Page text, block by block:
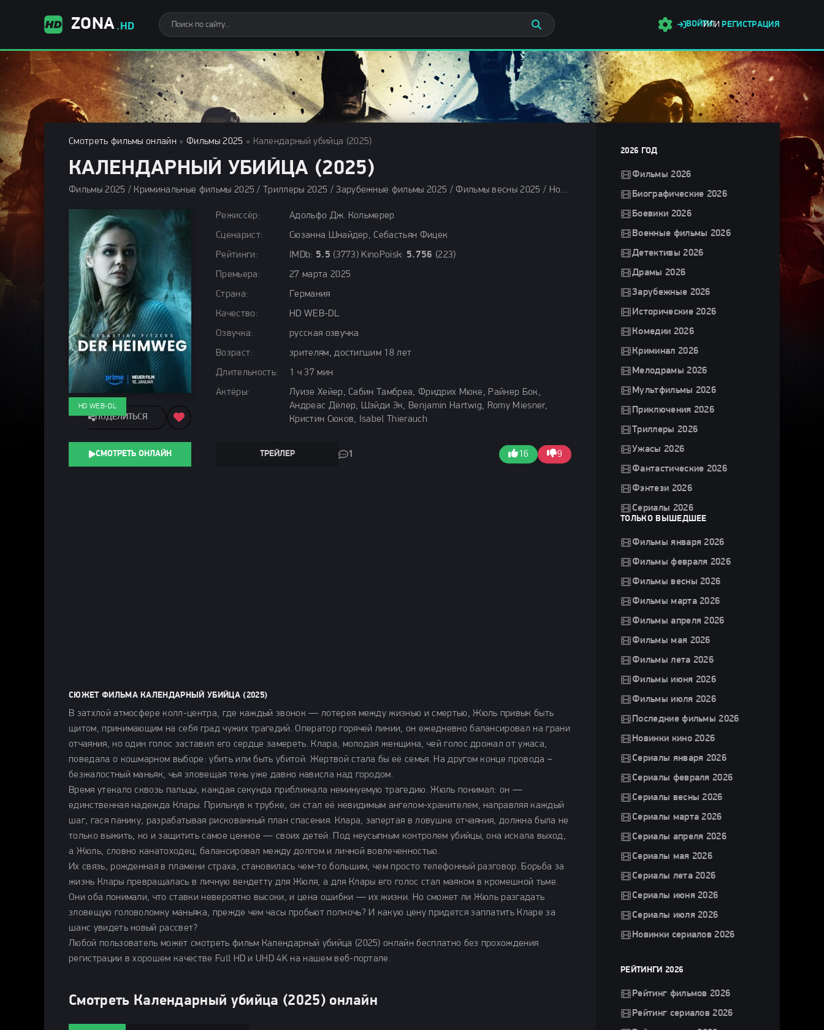
ZONA .HD ВОЙТИ
ИЛИ РЕГИСТРАЦИЯ
Смотреть фильмы онлайн » Фильмы 2025 » Календарный убийца (2025)
КАЛЕНДАРНЫЙ УБИЙЦА (2025)
Фильмы 2025 / Криминальные фильмы 2025 / Триллеры 2025 / Зарубежные фильмы 2025 / Фильмы весны 2025 / Новинки кино 2025 / Последние фильмы 2025 / Смотреть фильмы онлайн
Режиссёр:
Адольфо Дж. Кольмерер
Сценарист:
Сюзанна Шнайдер, Себастьян Фицек
Рейтинги:
IMDb: 5.5 (3773) KinoPoisk: 5.756 (223)
Премьера:
27 марта 2025
Страна:
Германия
Качество:
HD WEB-DL
Озвучка:
русская озвучка
Возраст:
зрителям, достигшим 18 лет
Длительность:
1 ч 37 мин
Актёры:
Луизе Хейер, Сабин Тамбреа, Фридрих Мюке, Райнер Бок,
Андреас Дёлер, Шэйди Эк, Benjamin Hartwig, Romy Miesner,
Кристин Сюков, Isabel Thierauch
ТРЕЙЛЕР 1 16 9
HD WEB-DL
ПОДЕЛИТЬСЯ
СМОТРЕТЬ ОНЛАЙН
СЮЖЕТ ФИЛЬМА КАЛЕНДАРНЫЙ УБИЙЦА (2025)
В затхлой атмосфере колл-центра, где каждый звонок — лотерея между жизнью и смертью, Жюль привык быть
щитом, принимающим на себя град чужих трагедий. Оператор горячей линии, он ежедневно балансировал на грани
отчаяния, но один голос заставил его сердце замереть. Клара, молодая женщина, чей голос дрожал от ужаса,
поведала о кошмарном выборе: убить или быть убитой. Жертвой стала бы её семья. На другом конце провода –
безжалостный маньяк, чья зловещая тень уже давно нависла над городом.
Время утекало сквозь пальцы, каждая секунда приближала неминуемую трагедию. Жюль понимал: он —
единственная надежда Клары. Прильнув к трубке, он стал её невидимым ангелом-хранителем, направляя каждый
шаг, гася панику, разрабатывая рискованный план спасения. Клара, запертая в ловушке отчаяния, должна была не
только выжить, но и защитить самое ценное — своих детей. Под неусыпным контролем убийцы, она искала выход,
а Жюль, словно канатоходец, балансировал между долгом и личной вовлеченностью.
Их связь, рожденная в пламени страха, становилась чем-то большим, чем просто телефонный разговор. Борьба за
жизнь Клары превращалась в личную вендетту для Жюля, а для Клары его голос стал маяком в кромешной тьме.
Они оба понимали, что ставки невероятно высоки, и цена ошибки — их жизни. Но сможет ли Жюль разгадать
зловещую головоломку маньяка, прежде чем часы пробьют полночь? И какую цену придется заплатить Кларе за
шанс увидеть новый рассвет?
Любой пользователь может смотреть фильм Календарный убийца (2025) онлайн бесплатно без прохождения
регистрации в хорошем качестве Full HD и UHD 4K на нашем веб-портале.
Смотреть Календарный убийца (2025) онлайн
2026 ГОД
Фильмы 2026
Биографические 2026
Боевики 2026
Военные фильмы 2026
Детективы 2026
Драмы 2026
Зарубежные 2026
Исторические 2026
Комедии 2026
Криминал 2026
Мелодрамы 2026
Мультфильмы 2026
Приключения 2026
Триллеры 2026
Ужасы 2026
Фантастические 2026
Фэнтези 2026
Сериалы 2026
ТОЛЬКО ВЫШЕДШЕЕ
Фильмы января 2026
Фильмы февраля 2026
Фильмы весны 2026
Фильмы марта 2026
Фильмы апреля 2026
Фильмы мая 2026
Фильмы лета 2026
Фильмы июня 2026
Фильмы июля 2026
Последние фильмы 2026
Новинки кино 2026
Сериалы января 2026
Сериалы февраля 2026
Сериалы весны 2026
Сериалы марта 2026
Сериалы апреля 2026
Сериалы мая 2026
Сериалы лета 2026
Сериалы июня 2026
Сериалы июля 2026
Новинки сериалов 2026
РЕЙТИНГИ 2026
Рейтинг фильмов 2026
Рейтинг сериалов 2026